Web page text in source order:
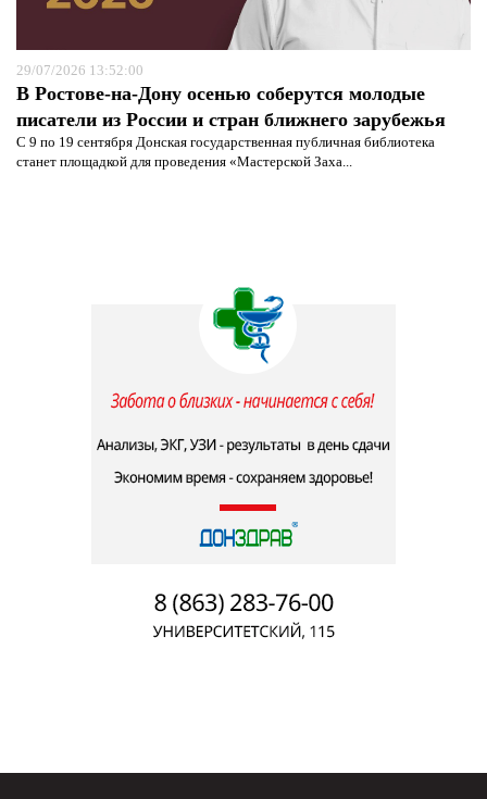
29/07/2026 13:52:00
В Ростове-на-Дону осенью соберутся молодые
писатели из России и стран ближнего зарубежья
С 9 по 19 сентября Донская государственная публичная библиотека
станет площадкой для проведения «Мастерской Заха...